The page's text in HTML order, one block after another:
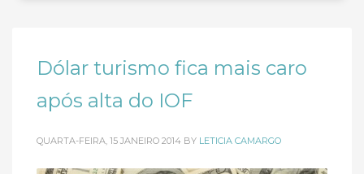
Dólar turismo fica mais caro
após alta do IOF
QUARTA-FEIRA, 15 JANEIRO 2014 BY LETICIA CAMARGO